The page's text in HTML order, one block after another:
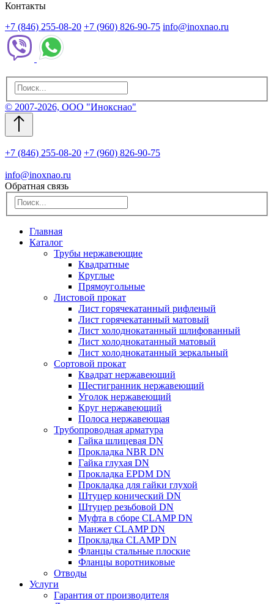
Контакты
+7 (846) 255-08-20 +7 (960) 826-90-75 info@inoxnao.ru
© 2007-2026, ООО "Инокснао"
+7 (846) 255-08-20 +7 (960) 826-90-75
info@inoxnao.ru
Обратная связь
Главная
Каталог
Трубы нержавеющие
Квадратные
Круглые
Прямоугольные
Листовой прокат
Лист горячекатанный рифленый
Лист горячекатанный матовый
Лист холоднокатанный шлифованный
Лист холоднокатанный матовый
Лист холоднокатанный зеркальный
Сортовой прокат
Квадрат нержавеющий
Шестигранник нержавеющий
Уголок нержавеющий
Круг нержавеющий
Полоса нержавеющая
Трубопроводная арматура
Гайка шлицевая DN
Прокладка NBR DN
Гайка глухая DN
Прокладка EPDM DN
Прокладка для гайки глухой
Штуцер конический DN
Штуцер резьбовой DN
Муфта в сборе CLAMP DN
Манжет CLAMP DN
Прокладка CLAMP DN
Фланцы стальные плоские
Фланцы воротниковые
Отводы
Услуги
Гарантия от производителя